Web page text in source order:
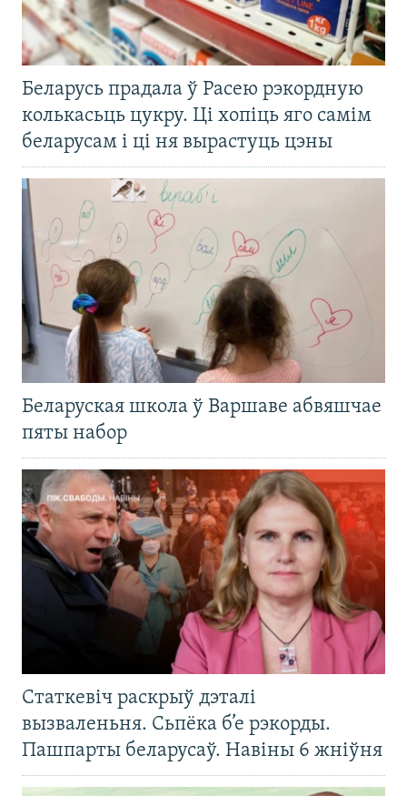
Беларусь прадала ў Расею рэкордную
колькасьць цукру. Ці хопіць яго самім
беларусам і ці ня вырастуць цэны
Беларуская школа ў Варшаве абвяшчае
пяты набор
Статкевіч раскрыў дэталі
вызваленьня. Сьпёка б’е рэкорды.
Пашпарты беларусаў. Навіны 6 жніўня